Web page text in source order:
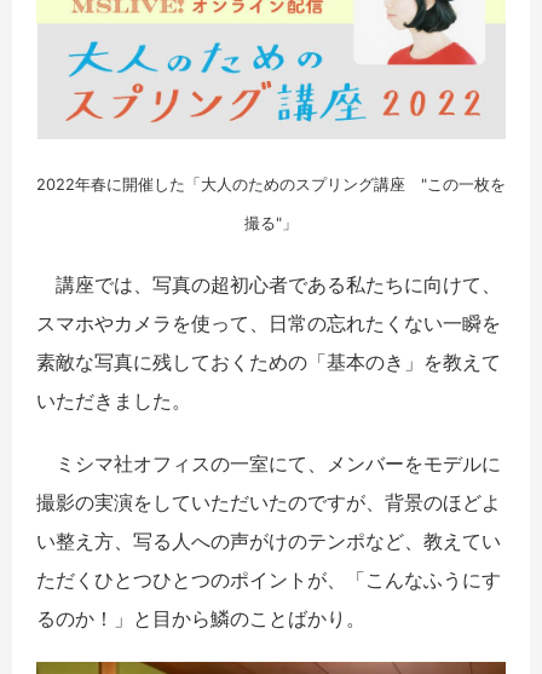
2022年春に開催した「大人のためのスプリング講座 "この一枚を
撮る"」
講座では、写真の超初心者である私たちに向けて、
スマホやカメラを使って、日常の忘れたくない一瞬を
素敵な写真に残しておくための「基本のき」を教えて
いただきました。
ミシマ社オフィスの一室にて、メンバーをモデルに
撮影の実演をしていただいたのですが、背景のほどよ
い整え方、写る人への声がけのテンポなど、教えてい
ただくひとつひとつのポイントが、「こんなふうにす
るのか！」と目から鱗のことばかり。